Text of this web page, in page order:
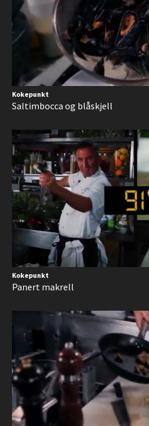
Kokepunkt
Saltimbocca og blåskjell
Kokepunkt
Panert makrell